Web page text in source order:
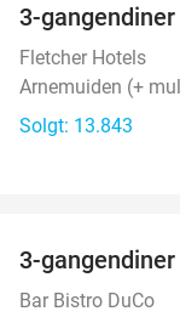
3-
Fletcher Hotels
Arnemuiden (+
Solgt: 13.843
3-
Bar Bistro DuCo